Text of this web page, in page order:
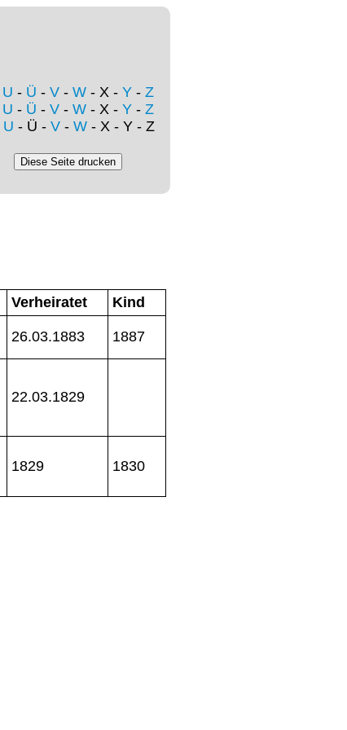
U - Ü - V - W - X - Y - Z
U - Ü - V - W - X - Y - Z
U - Ü - V- W- X - Y - Z
Verheiratet
Kind
26.03.1883 1887
22.03.1829
1829 1830